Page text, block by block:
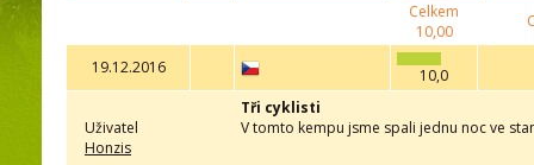
Celkem
10,00
19.12.2016 10,0
Uživatel
Honzis
Tři cyklisti
V tomto kempu jsme spali jednu noc ve